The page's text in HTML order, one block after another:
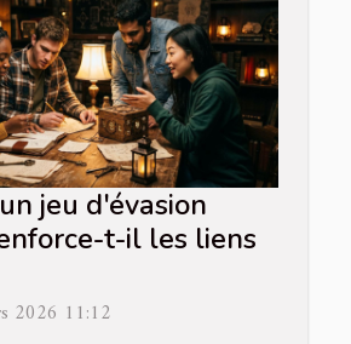
jeu d'évasion
t-il les liens
2026 11:12